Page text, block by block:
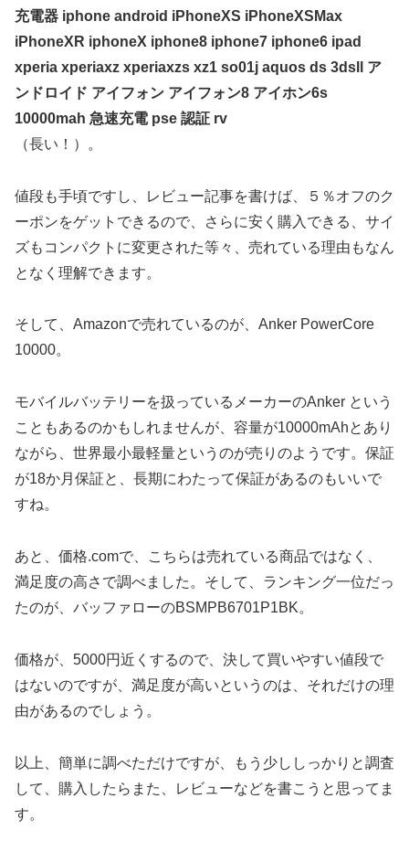
充電器 iphone android iPhoneXS iPhoneXSMax
iPhoneXR iphoneX iphone8 iphone7 iphone6 ipad
xperia xperiaxz xperiaxzs xz1 so01j aquos ds 3dsll ア
ンドロイド アイフォン アイフォン8 アイホン6s
10000mah 急速充電 pse 認証 rv
（長い！）。
値段も手頃ですし、レビュー記事を書けば、５％オフのク
ーポンをゲットできるので、さらに安く購入できる、サイ
ズもコンパクトに変更された等々、売れている理由もなん
となく理解できます。
そして、Amazonで売れているのが、Anker PowerCore
10000。
モバイルバッテリーを扱っているメーカーのAnker という
こともあるのかもしれませんが、容量が10000mAhとあり
ながら、世界最小最軽量というのが売りのようです。保証
が18か月保証と、長期にわたって保証があるのもいいで
すね。
あと、価格.comで、こちらは売れている商品ではなく、
満足度の高さで調べました。そして、ランキング一位だっ
たのが、バッファローのBSMPB6701P1BK。
価格が、5000円近くするので、決して買いやすい値段で
はないのですが、満足度が高いというのは、それだけの理
由があるのでしょう。
以上、簡単に調べただけですが、もう少ししっかりと調査
して、購入したらまた、レビューなどを書こうと思ってま
す。